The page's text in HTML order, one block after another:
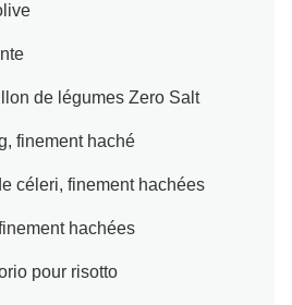
de légumes Zero Salt
finement haché
céleri, finement hachées
hachées
pour risotto